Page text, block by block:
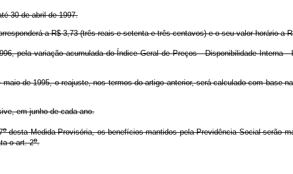
30 de abril de 1997.
a R$ 3,73 (três reais e setenta e três centavos) e o seu valor horário a
pela variação acumulada do Índice Geral de Preços - Disponibilidade Interna -
de 1995, o reajuste, nos termos do artigo anterior, será calculado com base
em junho de cada ano.
odesta Medida Provisória, os benefícios mantidos pela Previdência Social serão
o art. 2o.